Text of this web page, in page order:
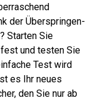
der Überspringen-
Starten Sie
und testen Sie
Test wird
es Ihr neues
den Sie nur ab